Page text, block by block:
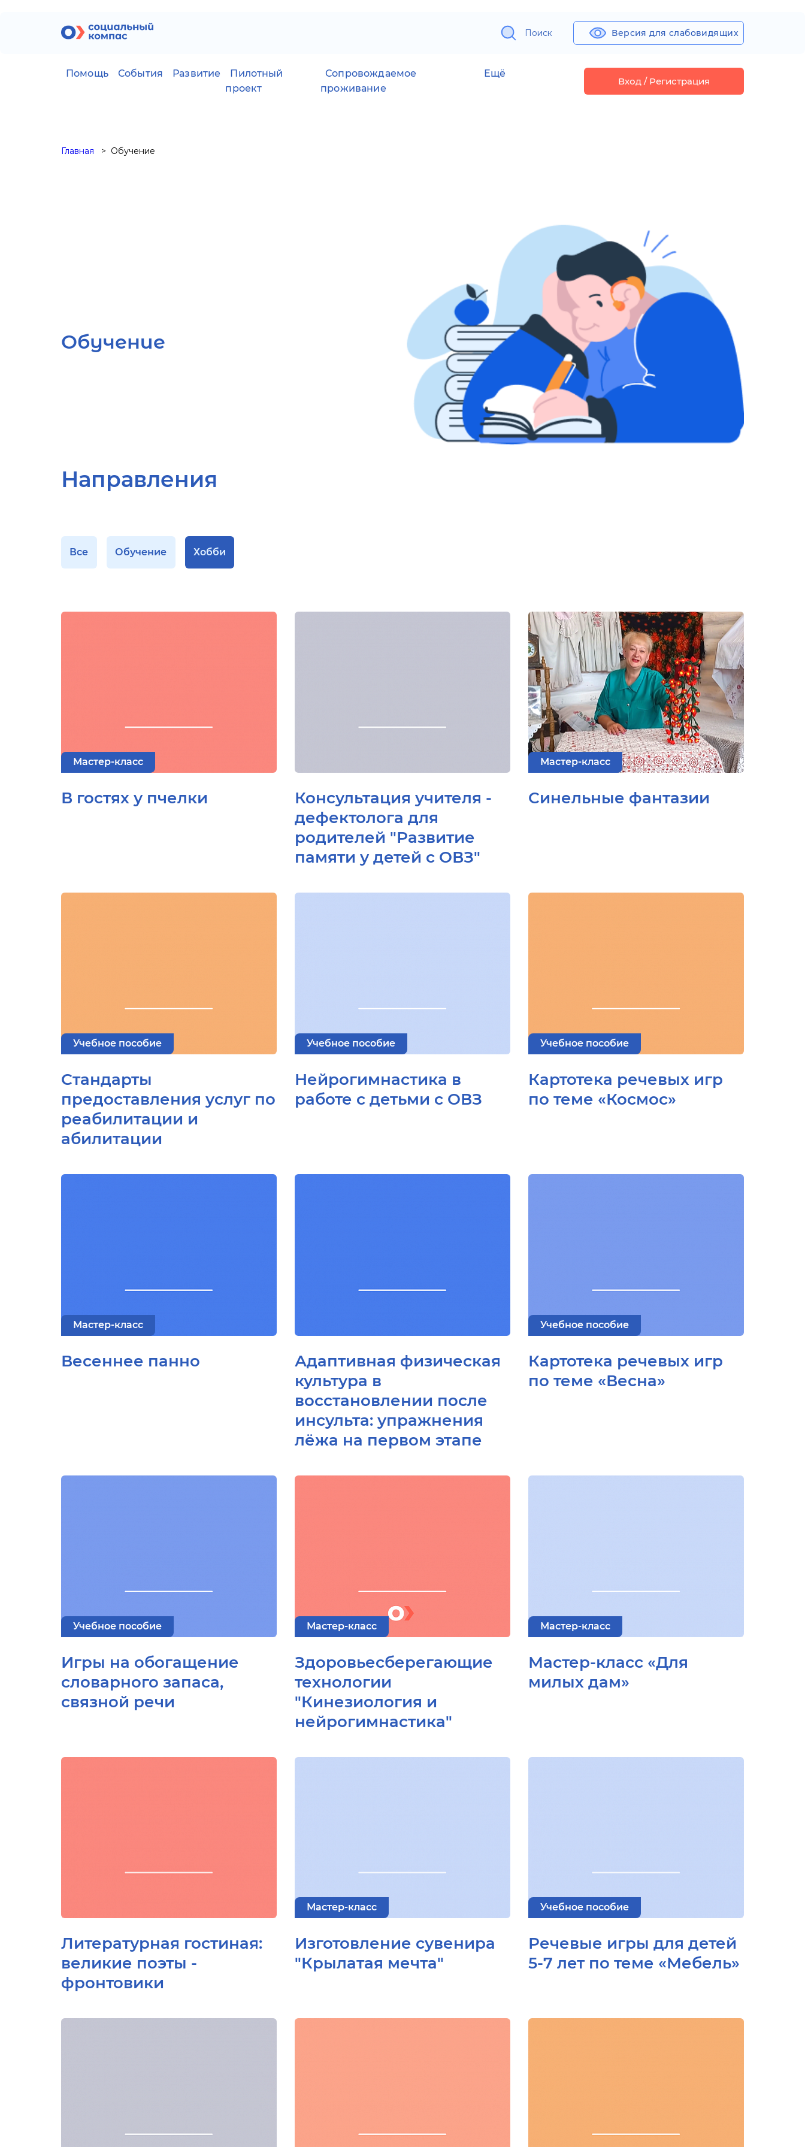
Поиск Версия для слабовидящих
Помощь События Развитие
Пилотный
проект
Сопровождаемое
проживание
Ещё
Вход / Регистрация
Главная Обучение
Обучение
Направления
Все Обучение Хобби
Мастер-класс
В гостях у пчелки
Консультация учителя -
дефектолога для
родителей "Развитие
памяти у детей с ОВЗ"
Мастер-класс
Синельные фантазии
Учебное пособие
Стандарты
предоставления услуг по
реабилитации и
абилитации
Учебное пособие
Нейрогимнастика в
работе с детьми с ОВЗ
Учебное пособие
Картотека речевых игр
по теме «Космос»
Мастер-класс
Весеннее панно
Адаптивная физическая
культура в
восстановлении после
инсульта: упражнения
лёжа на первом этапе
Учебное пособие
Картотека речевых игр
по теме «Весна»
Учебное пособие
Игры на обогащение
словарного запаса,
связной речи
Мастер-класс
Здоровьесберегающие
технологии
"Кинезиология и
нейрогимнастика"
Мастер-класс
Мастер-класс «Для
милых дам»
Литературная гостиная:
великие поэты -
фронтовики
Мастер-класс
Изготовление сувенира
"Крылатая мечта"
Учебное пособие
Речевые игры для детей
5-7 лет по теме «Мебель»